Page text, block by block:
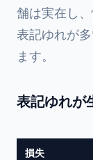
舗は実在し
表記ゆれが
ます。
表記ゆれが
損失